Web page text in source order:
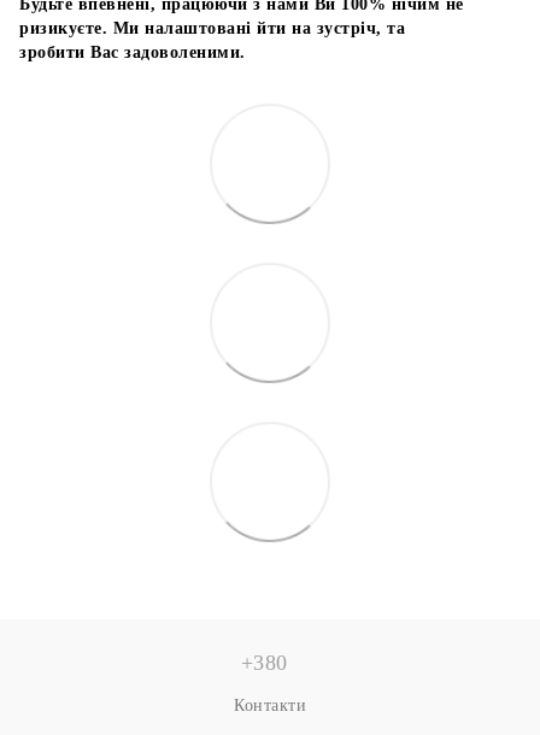
Будьте впевнені, працюючи з нами Ви 100% нічим не
ризикуєте. Ми налаштовані йти на зустріч, та
зробити Вас задоволеними.
+380
Контакти